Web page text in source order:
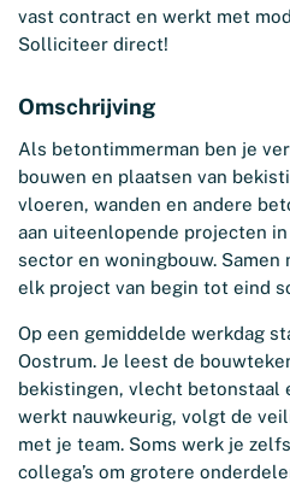
vast contract en werkt met
Solliciteer direct!
Omschrijving
Als betontimmerman ben je
bouwen en plaatsen van
vloeren, wanden en andere
aan uiteenlopende projecten
sector en woningbouw. Samen
elk project van begin tot eind
Op een gemiddelde werkdag
Oostrum. Je leest de
bekistingen, vlecht betonstaal
werkt nauwkeurig, volgt de
met je team. Soms werk je
collega’s om grotere